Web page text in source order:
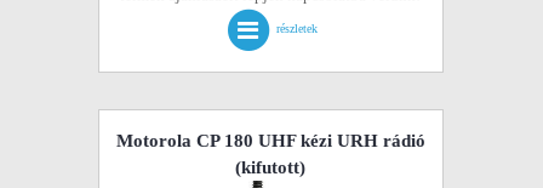
részletek
Motorola CP 180 UHF kézi URH rádió
(kifutott)